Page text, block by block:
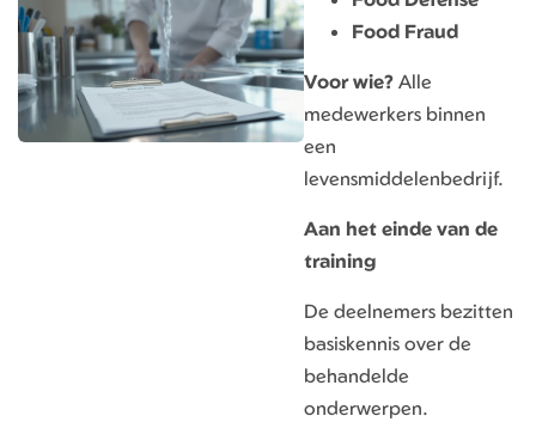
Food Fraud
Voor wie? Alle
medewerkers binnen
een
levensmiddelenbedrijf.
Aan het einde van de
training
De deelnemers bezitten
basiskennis over de
behandelde
onderwerpen.